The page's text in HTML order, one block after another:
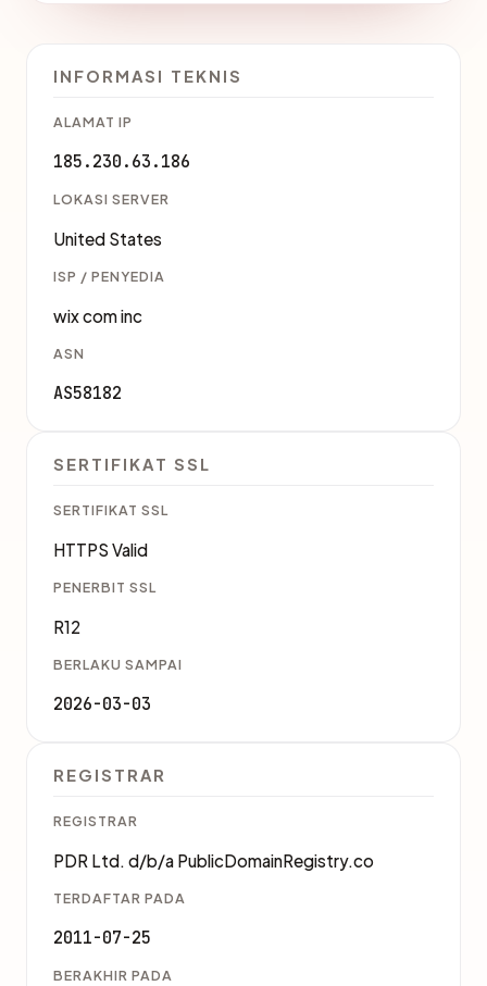
INFORMASI TEKNIS
ALAMAT IP
185.230.63.186
LOKASI SERVER
United States
ISP / PENYEDIA
wix com inc
ASN
AS58182
SERTIFIKAT SSL
SERTIFIKAT SSL
HTTPS Valid
PENERBIT SSL
R12
BERLAKU SAMPAI
2026-03-03
REGISTRAR
REGISTRAR
PDR Ltd. d/b/a PublicDomainRegistry.co
TERDAFTAR PADA
2011-07-25
BERAKHIR PADA